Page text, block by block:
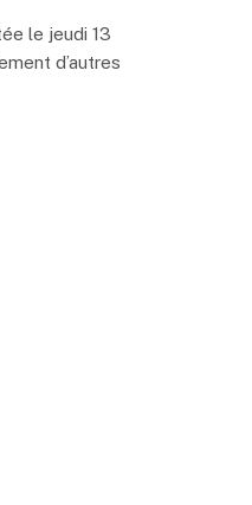
le jeudi 13
d’autres